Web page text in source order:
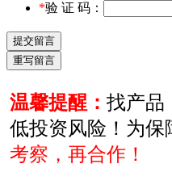
*验 证 码：
温馨提醒：找产品
低投资风险！为保
考察，再合作！